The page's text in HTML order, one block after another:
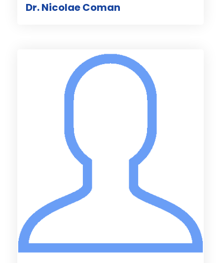
Dr. Nicolae Coman